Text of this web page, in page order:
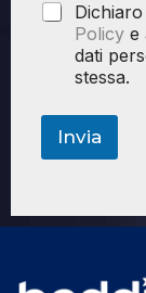
Policy e
dati
stessa.
Invia